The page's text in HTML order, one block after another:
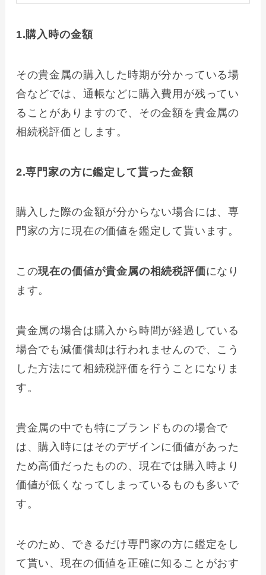
1.購入時の金額
その貴金属の購入した時期が分かっている場
合などでは、通帳などに購入費用が残ってい
ることがありますので、その金額を貴金属の
相続税評価とします。
2.専門家の方に鑑定して貰った金額
購入した際の金額が分からない場合には、専
門家の方に現在の価値を鑑定して貰います。
この現在の価値が貴金属の相続税評価になり
ます。
貴金属の場合は購入から時間が経過している
場合でも減価償却は行われませんので、こう
した方法にて相続税評価を行うことになりま
す。
貴金属の中でも特にブランドものの場合で
は、購入時にはそのデザインに価値があった
ため高価だったものの、現在では購入時より
価値が低くなってしまっているものも多いで
す。
そのため、できるだけ専門家の方に鑑定をし
て貰い、現在の価値を正確に知ることがおす